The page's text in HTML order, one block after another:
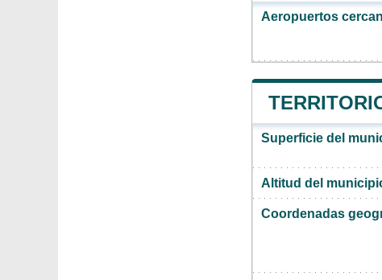
Aeropuertos
Superficie del
Altitud del
Coordenadas